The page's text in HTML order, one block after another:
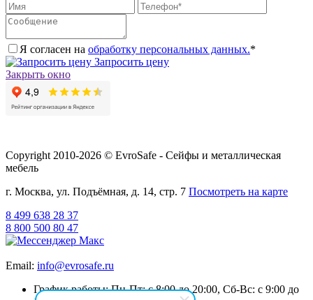
Я согласен на обработку персональных данных.*
Запросить цену
Закрыть окно
Copyright 2010-2026 © EvroSafe - Сейфы и металлическая
мебель
г. Москва, ул. Подъёмная, д. 14, стр. 7 Посмотреть на карте
8 499 638 28 37
8 800 500 80 47
Email: info@evrosafe.ru
График работы: Пн-Пт: с 8:00 до 20:00, Сб-Вс: с 9:00 до